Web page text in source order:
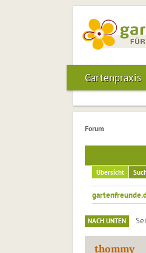
Gartenpraxis
Forum
Übersicht
NACH UNTEN
thommy